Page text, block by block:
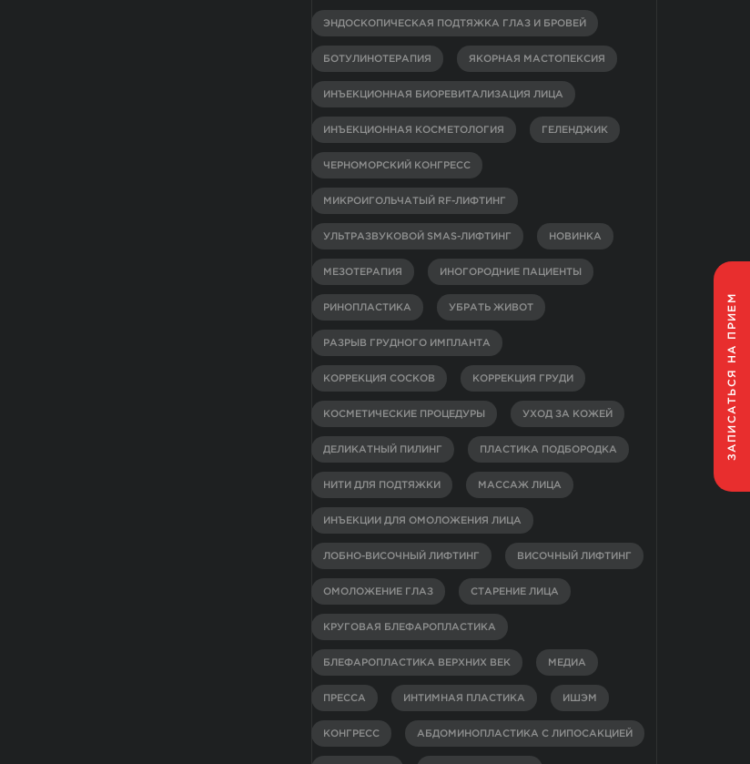
ЗАПИСАТЬСЯ
НА ПРИЕМ
ЭНДОСКОПИЧЕСКАЯ ПОДТЯЖКА ГЛАЗ И БРОВЕЙ
БОТУЛИНОТЕРАПИЯ ЯКОРНАЯ МАСТОПЕКСИЯ
ИНЪЕКЦИОННАЯ БИОРЕВИТАЛИЗАЦИЯ ЛИЦА
ИНЪЕКЦИОННАЯ КОСМЕТОЛОГИЯ ГЕЛЕНДЖИК
ЧЕРНОМОРСКИЙ КОНГРЕСС
МИКРОИГОЛЬЧАТЫЙ RF-ЛИФТИНГ
УЛЬТРАЗВУКОВОЙ SMAS-ЛИФТИНГ НОВИНКА
МЕЗОТЕРАПИЯ ИНОГОРОДНИЕ ПАЦИЕНТЫ
РИНОПЛАСТИКА УБРАТЬ ЖИВОТ
РАЗРЫВ ГРУДНОГО ИМПЛАНТА
КОРРЕКЦИЯ СОСКОВ КОРРЕКЦИЯ ГРУДИ
КОСМЕТИЧЕСКИЕ ПРОЦЕДУРЫ УХОД ЗА КОЖЕЙ
ДЕЛИКАТНЫЙ ПИЛИНГ ПЛАСТИКА ПОДБОРОДКА
НИТИ ДЛЯ ПОДТЯЖКИ МАССАЖ ЛИЦА
ИНЪЕКЦИИ ДЛЯ ОМОЛОЖЕНИЯ ЛИЦА
ЛОБНО-ВИСОЧНЫЙ ЛИФТИНГ ВИСОЧНЫЙ ЛИФТИНГ
ОМОЛОЖЕНИЕ ГЛАЗ СТАРЕНИЕ ЛИЦА
КРУГОВАЯ БЛЕФАРОПЛАСТИКА
БЛЕФАРОПЛАСТИКА ВЕРХНИХ ВЕК МЕДИА
ПРЕССА ИНТИМНАЯ ПЛАСТИКА ИШЭМ
КОНГРЕСС АБДОМИНОПЛАСТИКА С ЛИПОСАКЦИЕЙ